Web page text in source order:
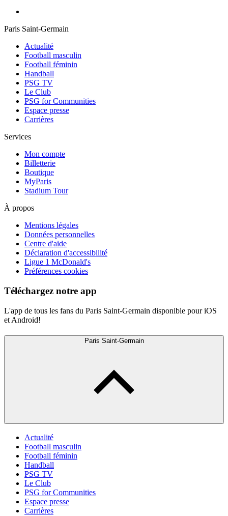
Paris Saint-Germain
Actualité
Football masculin
Football féminin
Handball
PSG TV
Le Club
PSG for Communities
Espace presse
Carrières
Services
Mon compte
Billetterie
Boutique
MyParis
Stadium Tour
À propos
Mentions légales
Données personnelles
Centre d'aide
Déclaration d'accessibilité
Ligue 1 McDonald's
Préférences cookies
Téléchargez notre app
L'app de tous les fans du Paris Saint-Germain disponible pour iOS
et Android!
Paris Saint-Germain
Actualité
Football masculin
Football féminin
Handball
PSG TV
Le Club
PSG for Communities
Espace presse
Carrières